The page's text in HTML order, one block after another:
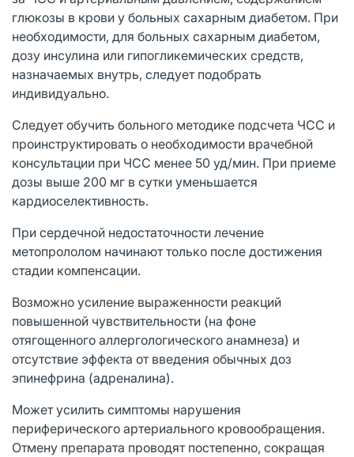
глюкозы в крови у больных сахарным диабетом. При
необходимости, для больных сахарным диабетом,
дозу инсулина или гипогликемических средств,
назначаемых внутрь, следует подобрать
индивидуально.
Следует обучить больного методике подсчета ЧСС и
проинструктировать о необходимости врачебной
консультации при ЧСС менее 50 уд/мин. При приеме
дозы выше 200 мг в сутки уменьшается
кардиоселективность.
При сердечной недостаточности лечение
метопрололом начинают только после достижения
стадии компенсации.
Возможно усиление выраженности реакций
повышенной чувствительности (на фоне
отягощенного аллергологического анамнеза) и
отсутствие эффекта от введения обычных доз
эпинефрина (адреналина).
Может усилить симптомы нарушения
периферического артериального кровообращения.
Отмену препарата проводят постепенно, сокращая